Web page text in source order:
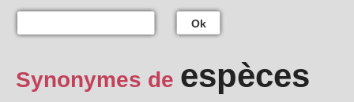
Ok
Synonymes de espèces